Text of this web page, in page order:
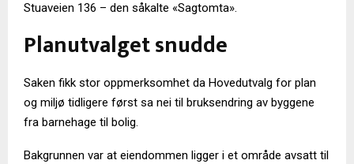
Stuaveien 136 – den såkalte «Sagtomta».
Planutvalget snudde
Saken fikk stor oppmerksomhet da Hovedutvalg for plan
og miljø tidligere først sa nei til bruksendring av byggene
fra barnehage til bolig.
Bakgrunnen var at eiendommen ligger i et område avsatt til